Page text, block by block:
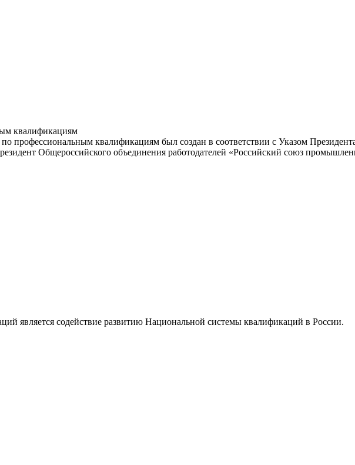
квалификациям
профессиональным квалификациям был создан в соответствии с Указом
Общероссийского объединения работодателей «Российский союз
является содействие развитию Национальной системы квалификаций в России.